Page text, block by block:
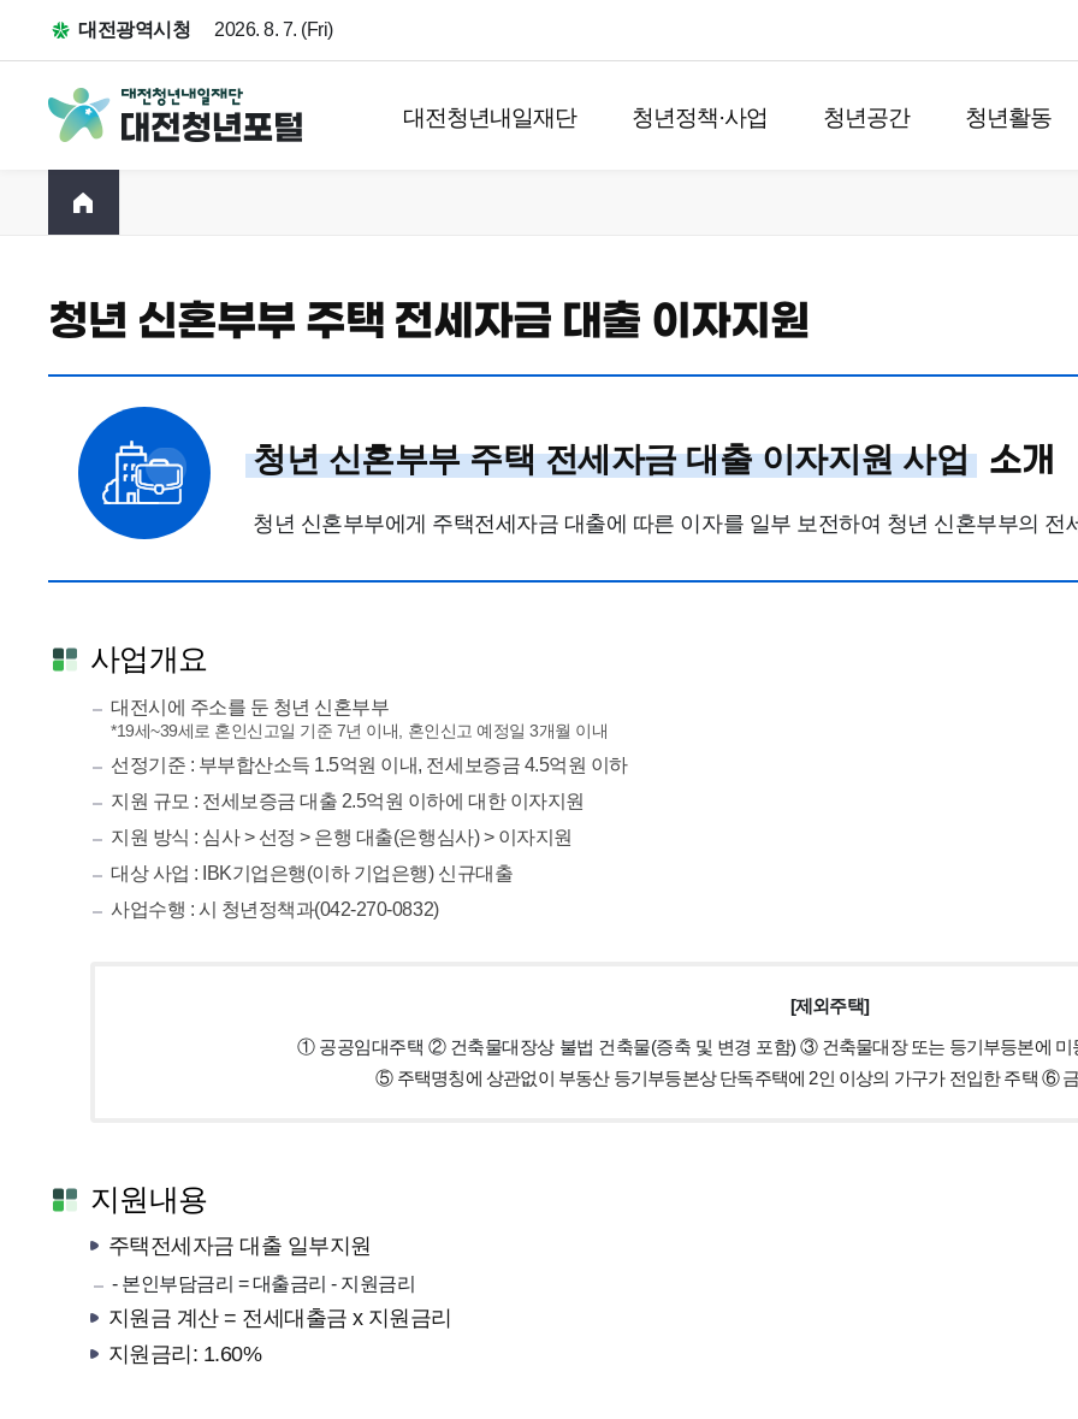
대전광역시청 2026. 8. 7. (Fri)
대전청년내일재단 청년정책·사업 청년공간 청년활동
청년 신혼부부 주택 전세자금 대출 이자지원
청년 신혼부부 주택 전세자금 대출 이자지원 사업 소개
청년 신혼부부에게 주택전세자금 대출에 따른 이자를 일부 보전하여 청년 신혼부부의 전
사업개요
대전시에 주소를 둔 청년 신혼부부
*19세~39세로 혼인신고일 기준 7년 이내, 혼인신고 예정일 3개월 이내
선정기준 : 부부합산소득 1.5억원 이내, 전세보증금 4.5억원 이하
지원 규모 : 전세보증금 대출 2.5억원 이하에 대한 이자지원
지원 방식 : 심사 > 선정 > 은행 대출(은행심사) > 이자지원
대상 사업 : IBK기업은행(이하 기업은행) 신규대출
사업수행 : 시 청년정책과(042-270-0832)
[제외주택]
① 공공임대주택 ② 건축물대장상 불법 건축물(증축 및 변경 포함)③ 건축물대장 또는 등기부등본에 미
⑤ 주택명칭에 상관없이 부동산 등기부등본상 단독주택에 2인 이상의 가구가 전입한 주택 ⑥ 금
지원내용
주택전세자금 대출 일부지원
- 본인부담금리 = 대출금리 - 지원금리
지원금 계산 = 전세대출금 x 지원금리
지원금리: 1.60%